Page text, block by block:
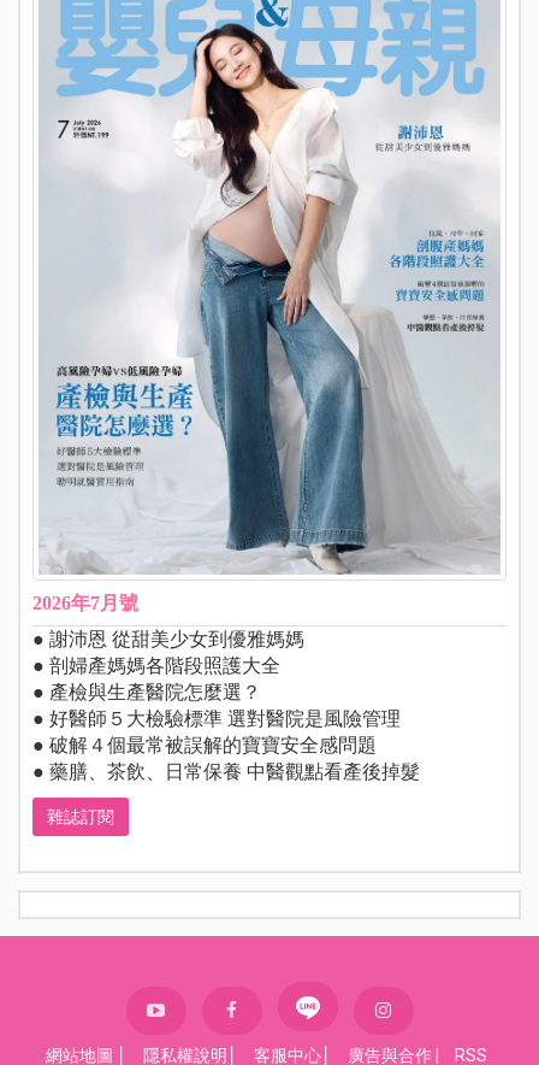
2026年7月號
● 謝沛恩 從甜美少女到優雅媽媽
● 剖婦產媽媽各階段照護大全
● 產檢與生產醫院怎麼選？
● 好醫師５大檢驗標準 選對醫院是風險管理
● 破解４個最常被誤解的寶寶安全感問題
● 藥膳、茶飲、日常保養 中醫觀點看產後掉髮
雜誌訂閱
網站地圖 隱私權說明 客服中心 廣告與合作 RSS